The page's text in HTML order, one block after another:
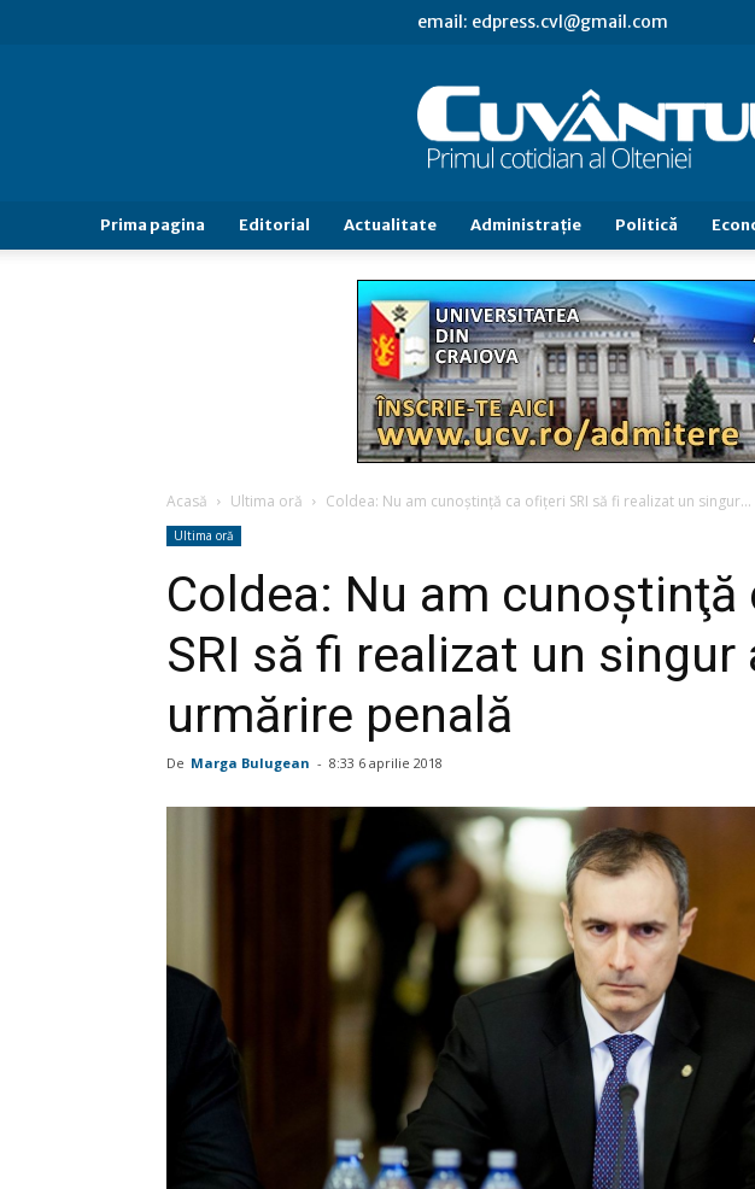
email: edpress.cvl@gmail.com
Prima pagina Editorial Actualitate Administraţie Politică
Acasă Ultima oră Coldea: Nu am cunoştinţă ca ofiţeri SRI să fi realizat un singur...
Ultima oră
Coldea: Nu am cunoştinţă
SRI să fi realizat un singur
urmărire penală
De Marga Bulugean - 8:33 6 aprilie 2018